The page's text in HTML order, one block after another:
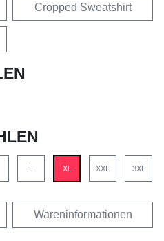
Cropped Sweatshirt
L XL XXL 3XL
Wareninformationen